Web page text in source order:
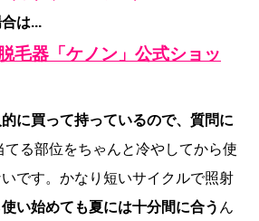
は...
毛器「ケノン」公式ショッ
に買って持っているので、質問に
てる部位をちゃんと冷やしてから使
です。かなり短いサイクルで照射
い始めても夏には十分間に合う ん